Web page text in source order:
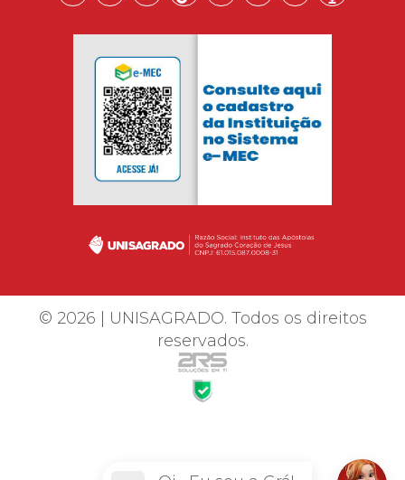
© 2026 | UNISAGRADO. Todos os direitos
reservados.